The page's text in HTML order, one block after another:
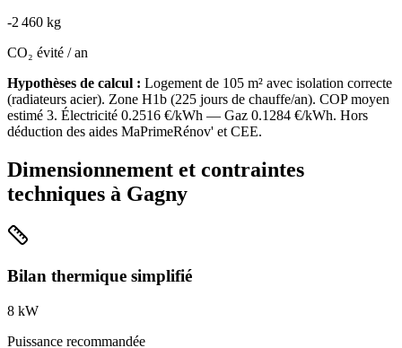
-2 460 kg
CO₂ évité / an
Hypothèses de calcul : Logement de 105 m² avec isolation correcte
(radiateurs acier). Zone H1b (225 jours de chauffe/an). COP moyen
estimé 3. Électricité 0.2516 €/kWh — Gaz 0.1284 €/kWh. Hors
déduction des aides MaPrimeRénov' et CEE.
Dimensionnement et contraintes
techniques à Gagny
Bilan thermique simplifié
8 kW
Puissance recommandée